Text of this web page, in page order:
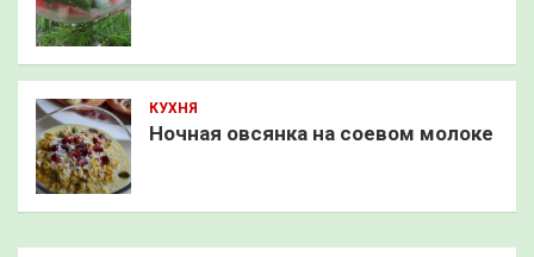
КУХНЯ
Ночная овсянка на соевом молоке